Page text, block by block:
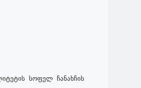
სოფელ ჩანახჩის